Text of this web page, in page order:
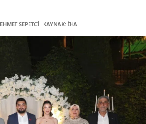
SEPETCİ KAYNAK: İHA